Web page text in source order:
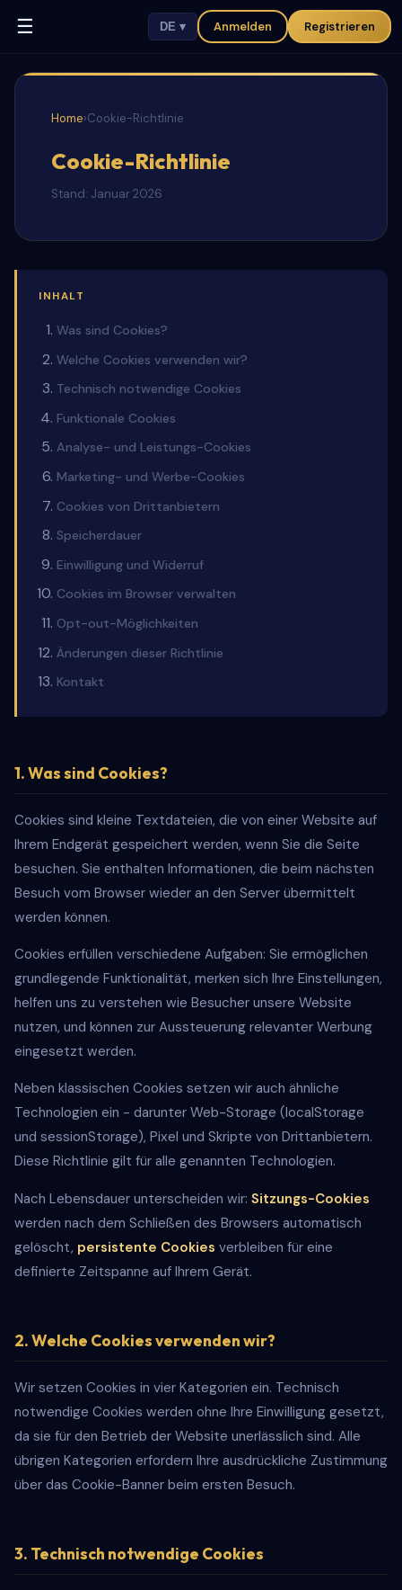
☰ DE ▾ Anmelden Registrieren
Home›Cookie-Richtlinie
Cookie-Richtlinie
Stand: Januar 2026
INHALT
Was sind Cookies?
Welche Cookies verwenden wir?
Technisch notwendige Cookies
Funktionale Cookies
Analyse- und Leistungs-Cookies
Marketing- und Werbe-Cookies
Cookies von Drittanbietern
Speicherdauer
Einwilligung und Widerruf
Cookies im Browser verwalten
Opt-out-Möglichkeiten
Änderungen dieser Richtlinie
Kontakt
1. Was sind Cookies?
Cookies sind kleine Textdateien, die von einer Website auf
Ihrem Endgerät gespeichert werden, wenn Sie die Seite
besuchen. Sie enthalten Informationen, die beim nächsten
Besuch vom Browser wieder an den Server übermittelt
werden können.
Cookies erfüllen verschiedene Aufgaben: Sie ermöglichen
grundlegende Funktionalität, merken sich Ihre Einstellungen,
helfen uns zu verstehen wie Besucher unsere Website
nutzen, und können zur Aussteuerung relevanter Werbung
eingesetzt werden.
Neben klassischen Cookies setzen wir auch ähnliche
Technologien ein - darunter Web-Storage (localStorage
und sessionStorage), Pixel und Skripte von Drittanbietern.
Diese Richtlinie gilt für alle genannten Technologien.
Nach Lebensdauer unterscheiden wir: Sitzungs-Cookies
werden nach dem Schließen des Browsers automatisch
gelöscht, persistente Cookies verbleiben für eine
definierte Zeitspanne auf Ihrem Gerät.
2. Welche Cookies verwenden wir?
Wir setzen Cookies in vier Kategorien ein. Technisch
notwendige Cookies werden ohne Ihre Einwilligung gesetzt,
da sie für den Betrieb der Website unerlässlich sind. Alle
übrigen Kategorien erfordern Ihre ausdrückliche Zustimmung
über das Cookie-Banner beim ersten Besuch.
3. Technisch notwendige Cookies